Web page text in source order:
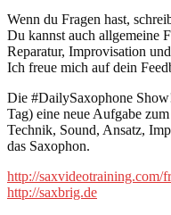
Wenn du Fragen hast,
Du kannst auch allgemeine
Reparatur, Improvisation
Ich freue mich auf dein
Die #DailySaxophone
Tag) eine neue Aufgabe
Technik, Sound, Ansatz,
das Saxophon.
http://saxvideotraining.com/
http://saxbrig.de